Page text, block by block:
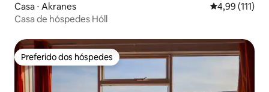
Casa ⋅ Akranes 4,99 de uma
4,99 (111)
Casa de hóspedes Hóll
Preferido dos hóspedes
Preferido dos hóspedes